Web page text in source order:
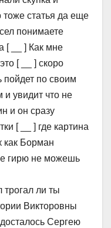
статья да еще
понимаете
[ __ ] Как мне
[ __ ] скоро
пойдет по своим
увидит что не
и он сразу
[ __ ] где картина
как Борман
гирю не можешь
трогал ли ты
Викторовны
Сергею